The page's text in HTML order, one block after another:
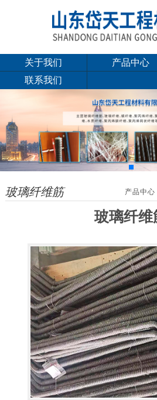
关于我们 产品中心
筋)
钢纤维
聚丙烯纤维
聚酯纤维
聚乙烯醇纤
聚丙烯粗纤
聚丙烯束状铰联
联系我们
玻璃纤维筋 产品中心
玻璃纤维